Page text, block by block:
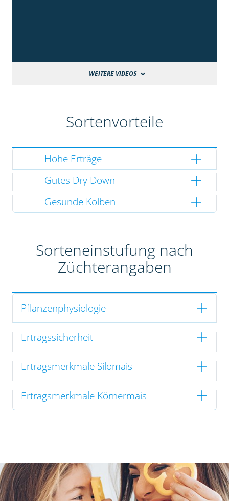
WEITERE VIDEOS
Sortenvorteile
Hohe Erträge
Gutes Dry Down
Gesunde Kolben
Sorteneinstufung nach
Züchterangaben
Pflanzenphysiologie
Ertragssicherheit
Ertragsmerkmale Silomais
Ertragsmerkmale Körnermais